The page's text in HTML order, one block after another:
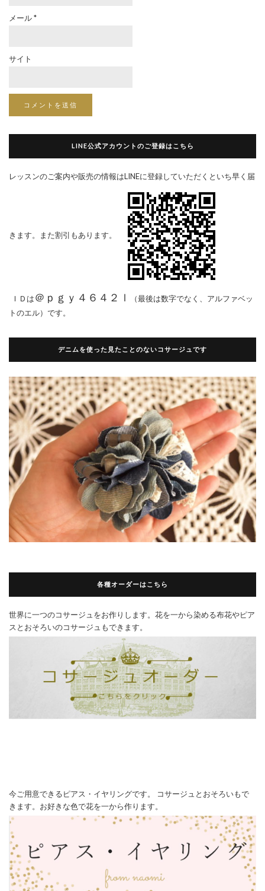
メール*
サイト
LINE公式アカウントのご登録はこちら
レッスンのご案内や販売の情報はLINEに登録していただくといち早く届
きます。また割引もあります。
ＩＤは ＠ｐｇｙ４６４２ｌ
（最後は数字でなく、アルファベッ
トのエル）です。
デニムを使った見たことのないコサージュです
各種オーダーはこちら
世界に一つのコサージュをお作りします。花を一から染める布花やピア
スとおそろいのコサージュもできます。
今ご用意できるピアス・イヤリングです。 コサージュとおそろいもで
きます。お好きな色で花を一から作ります。